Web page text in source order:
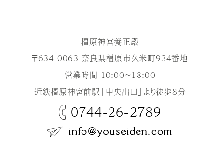
橿原神宮養正殿
〒634-0063 奈良県橿原市久米町934番地
営業時間 10:00～18:00
近鉄橿原神宮前駅「中央出口」より徒歩8分
0744-26-2789